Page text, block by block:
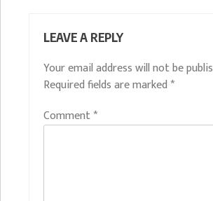
LEAVE A REPLY
Your email address will not be
Required fields are marked *
Comment*